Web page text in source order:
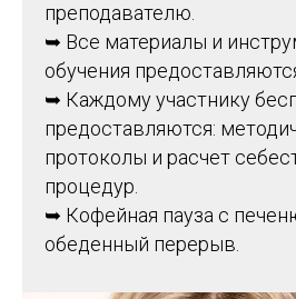
преподавателю.
➥ Все материалы и
обучения
➥ Каждому участнику
предоставляются:
протоколы и расчет
процедур.
➥ Кофейная пауза с
обеденный перерыв.